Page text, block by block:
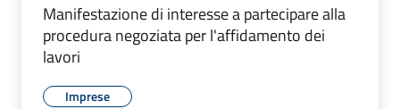
Manifestazione di interesse a partecipare alla
procedura negoziata per l'affidamento dei
lavori
Imprese